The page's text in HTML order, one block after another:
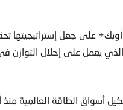
على جعل إستراتيجيتها
يعمل على إحلال التوازن
أسواق الطاقة العالمية